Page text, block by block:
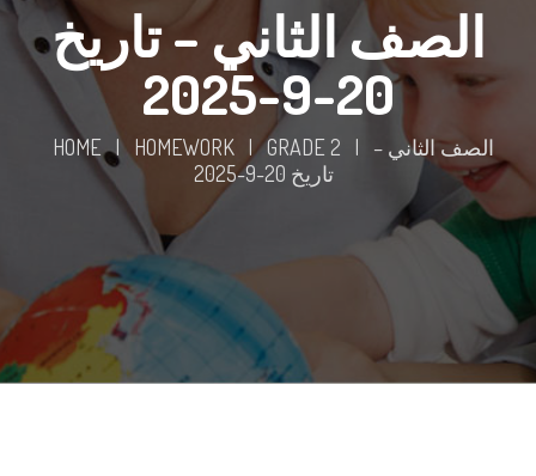
الصف الثاني – تاريخ
20-9-2025
HOME | HOMEWORK | GRADE 2 |
الصف الثاني –
تاريخ 20-9-2025